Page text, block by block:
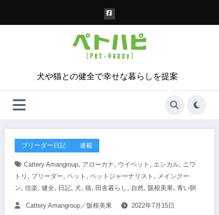
犬や猫との健全で幸せな暮らしを提案
ブリーダー日記 連載
Cattery Amangroup, アローカナ, ウイペット , エシカル, ニワ
トリ , ブリーダー, ペット , ペットジャーナリスト , メインクー
ン, 信楽, 健全, 日記, 犬, 猫, 田舎暮らし , 自然, 阪根美果, 青い卵
Cattery Amangroup／阪根美果 2022年7月15日